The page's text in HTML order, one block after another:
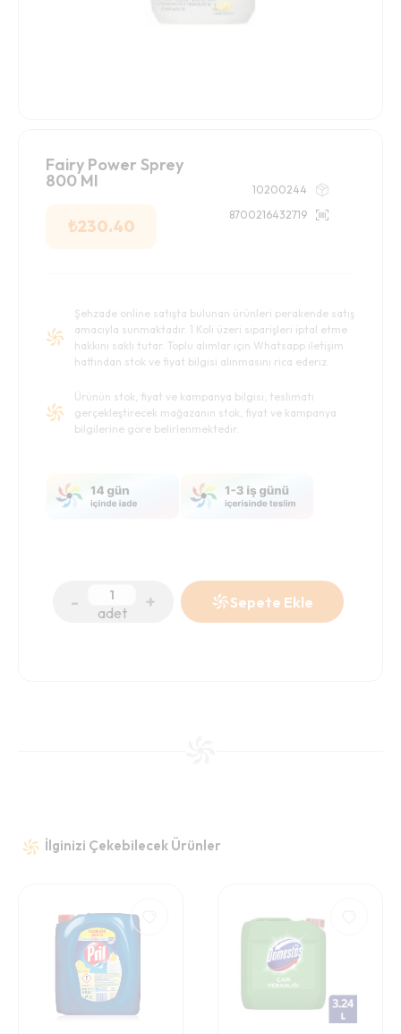
Fairy Power Sprey
800 Ml
₺230.40
10200244
8700216432719
Şehzade online satışta bulunan ürünleri perakende satış
amacıyla sunmaktadır. 1 Koli üzeri siparişleri iptal etme
hakkını saklı tutar. Toplu alımlar için Whatsapp iletişim
hattından stok ve fiyat bilgisi alınmasını rica ederiz.
Ürünün stok, fiyat ve kampanya bilgisi, teslimatı
gerçekleştirecek mağazanın stok, fiyat ve kampanya
bilgilerine göre belirlenmektedir.
- adet + Sepete Ekle
İlginizi Çekebilecek Ürünler